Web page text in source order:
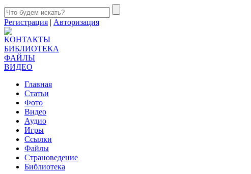
Регистрация | Авторизация
КОНТАКТЫ
БИБЛИОТЕКА
ФАЙЛЫ
ВИДЕО
Главная
Статьи
Фото
Видео
Аудио
Игры
Ссылки
Файлы
Страноведение
Библиотека